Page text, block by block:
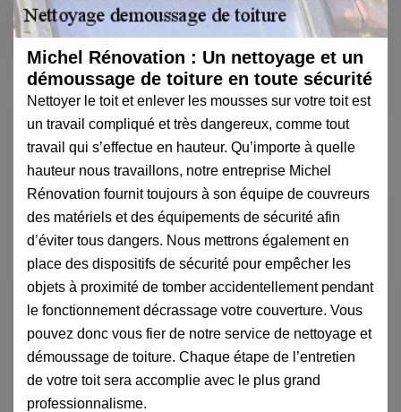
Michel Rénovation : Un nettoyage et un
démoussage de toiture en toute sécurité
Nettoyer le toit et enlever les mousses sur votre toit est
un travail compliqué et très dangereux, comme tout
travail qui s’effectue en hauteur. Qu’importe à quelle
hauteur nous travaillons, notre entreprise Michel
Rénovation fournit toujours à son équipe de couvreurs
des matériels et des équipements de sécurité afin
d’éviter tous dangers. Nous mettrons également en
place des dispositifs de sécurité pour empêcher les
objets à proximité de tomber accidentellement pendant
le fonctionnement décrassage votre couverture. Vous
pouvez donc vous fier de notre service de nettoyage et
démoussage de toiture. Chaque étape de l’entretien
de votre toit sera accomplie avec le plus grand
professionnalisme.